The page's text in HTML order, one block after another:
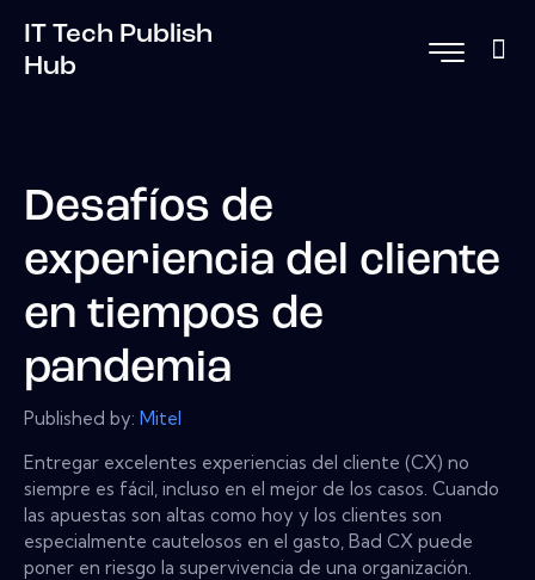
IT Tech Publish
Hub
Desafíos de
experiencia del cliente
en tiempos de
pandemia
Published by: Mitel
Entregar excelentes experiencias del cliente (CX) no
siempre es fácil, incluso en el mejor de los casos. Cuando
las apuestas son altas como hoy y los clientes son
especialmente cautelosos en el gasto, Bad CX puede
poner en riesgo la supervivencia de una organización.